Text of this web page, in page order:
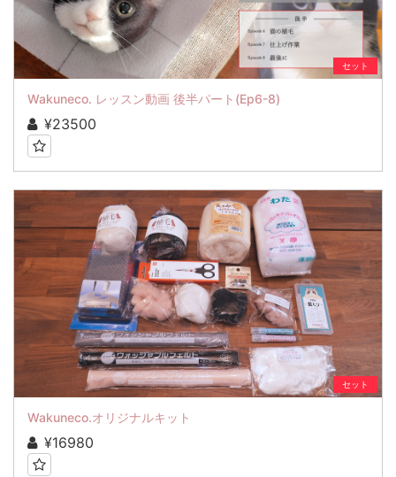
セット
Wakuneco. レッスン動画 後半パート(Ep6-8)
¥23500
セット
Wakuneco.オリジナルキット
¥16980